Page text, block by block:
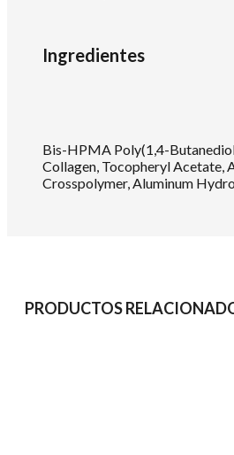
Ingredientes
Bis-HPMA Poly(1,4-
Collagen, Tocopheryl Acetate,
Crosspolymer, Aluminum
PRODUCTOS